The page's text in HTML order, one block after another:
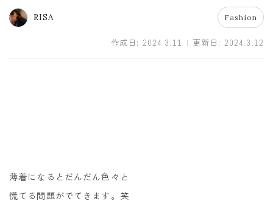
RISA Fashion
作成日: 2024.3.11 更新日: 2024.3.12
薄着になるとだんだん色々と
慌てる問題がでてきます。笑